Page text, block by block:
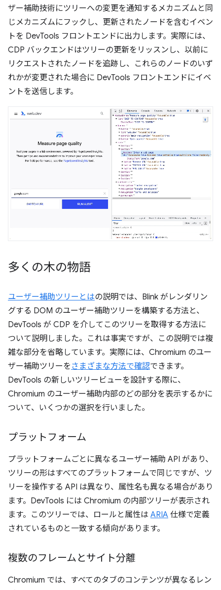
ザー補助技術にツリーへの変更を通知するメカニズムと同
じメカニズムにフックし、更新されたノードを含むイベン
トを DevTools フロントエンドに出力します。実際には、
CDP バックエンドはツリーの更新をリッスンし、以前に
リクエストされたノードを追跡し、これらのノードのいず
れかが変更された場合に DevTools フロントエンドにイベ
ントを送信します。
多くの木の物語
ユーザー補助ツリーとはの説明では、Blink がレンダリン
グする DOM のユーザー補助ツリーを構築する方法と、
DevTools が CDP を介してこのツリーを取得する方法に
ついて説明しました。これは事実ですが、この説明では複
雑な部分を省略しています。実際には、Chromium のユー
ザー補助ツリーを さまざまな方法で確認できます。
DevTools の新しいツリービューを設計する際に、
Chromium のユーザー補助内部のどの部分を表示するかに
ついて、いくつかの選択を行いました。
プラットフォーム
プラットフォームごとに異なるユーザー補助 API があり、
ツリーの形はすべてのプラットフォームで同じですが、ツ
リーを操作する API は異なり、属性名も異なる場合があり
ます。DevTools には Chromium の内部ツリーが表示され
ます。このツリーでは、ロールと属性は ARIA 仕様で定義
されているものと一致する傾向があります。
複数のフレームとサイト分離
Chromium では、すべてのタブのコンテンツが異なるレン